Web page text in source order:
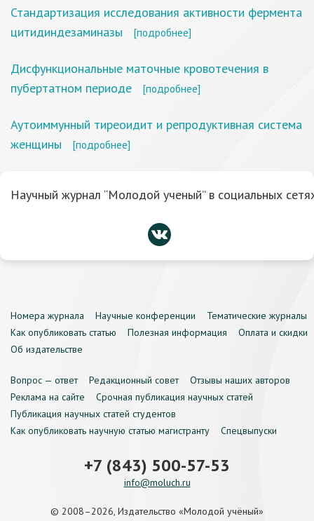
Стандартизация исследования активности фермента
цитидиндезаминазы
[подробнее]
Дисфункциональные маточные кровотечения в
пубертатном периоде
[подробнее]
Аутоиммунный тиреоидит и репродуктивная система
женщины
[подробнее]
Научный журнал “Молодой ученый” в социальных
Номера журнала Научные конференции
Тематические журналы
Как опубликовать статью
Полезная информация
Оплата и скидки
Об издательстве
Вопрос — ответ Редакционный совет
Отзывы наших авторов
Реклама на сайте
Срочная публикация научных статей
Публикация научных статей студентов
Как опубликовать научную статью магистранту
Спецвыпуски
+7 (843) 500-57-53
info@moluch.ru
© 2008–2026, Издательство «Молодой учёный»